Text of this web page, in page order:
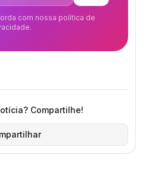
com nossa política de
Compartilhe!